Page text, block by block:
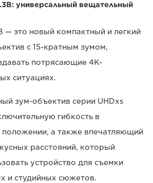
универсальный вещательный
— это новый компактный и легкий
с 15-кратным зумом,
потрясающие 4K-
ситуациях.
зум-объектив серии UHDxs
гибкость в
а также впечатляющий
расстояний, который
устройство для съемки
и студийных сюжетов.